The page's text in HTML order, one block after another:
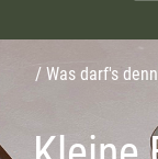
/ Was darf's